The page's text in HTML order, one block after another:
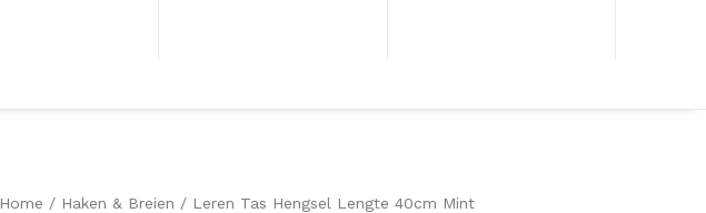
Home Haken & Breien Leren Tas Hengsel Lengte 40cm Mint